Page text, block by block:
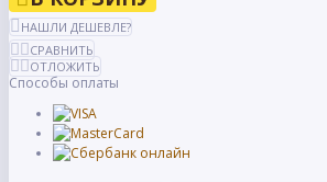
НАШЛИ ДЕШЕВЛЕ?
СРАВНИТЬ
ОТЛОЖИТЬ
Способы оплаты